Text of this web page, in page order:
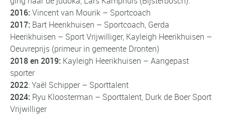
2016: Vincent van Mourik – Sportcoach
2017: Bart Heerikhuisen – Sportcoach, Gerda
Heerikhuisen – Sport Vrijwilliger, Kayleigh Heerikhuisen –
Oeuvreprijs (primeur in gemeente Dronten)
2018 en 2019: Kayleigh Heerikhuisen – Aangepast
sporter
2022: Yaël Schipper – Sporttalent
2024: Ryu Kloosterman – Sporttalent, Durk de Boer Sport
Vrijwilliger